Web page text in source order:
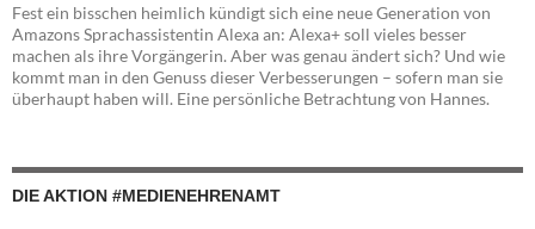
Fest ein bisschen heimlich kündigt sich eine neue Generation von
Amazons Sprachassistentin Alexa an: Alexa+ soll vieles besser
machen als ihre Vorgängerin. Aber was genau ändert sich? Und wie
kommt man in den Genuss dieser Verbesserungen – sofern man sie
überhaupt haben will. Eine persönliche Betrachtung von Hannes.
DIE AKTION #MEDIENEHRENAMT